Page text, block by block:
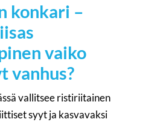
konkari –
vaiko
vanhus?
vallitsee ristiriitainen
syyt ja kasvavaksi